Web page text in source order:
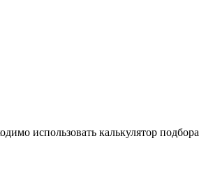
использовать калькулятор подбора